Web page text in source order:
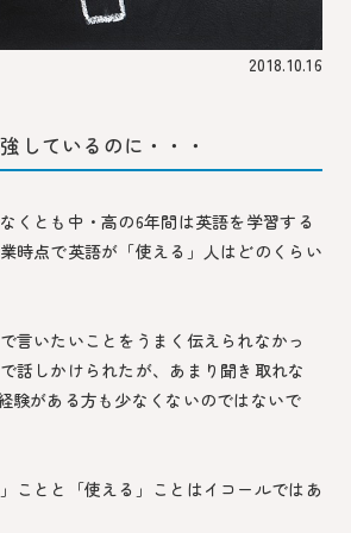
2018.10.16
しているのに・・・
くとも中・高の6年間は英語を学習する
時点で英語が「使える」人はどのくらい
言いたいことをうまく伝えられなかっ
話しかけられたが、あまり聞き取れな
験がある方も少なくないのではないで
ことと「使える」ことはイコールではあ